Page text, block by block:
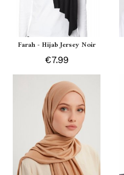
Farah - Hijab Jersey Noir
€7.99